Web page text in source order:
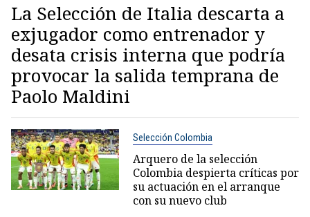
La Selección de Italia descarta a
exjugador como entrenador y
desata crisis interna que podría
provocar la salida temprana de
Paolo Maldini
Selección Colombia
Arquero de la selección
Colombia despierta críticas por
su actuación en el arranque
con su nuevo club